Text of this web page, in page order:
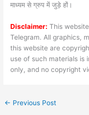
माध्यम से ग्रुप में जुड़े हों।
Disclaimer: This
Telegram. All graphics,
this website are
use of such materials is
only, and no copyright
← Previous Post